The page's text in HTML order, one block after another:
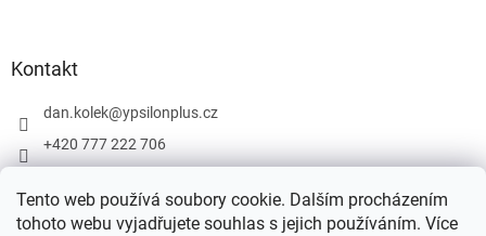
Tento web používá soubory cookie. Dalším procházením
tohoto webu vyjadřujete souhlas s jejich používáním. Více
Kontakt
dan.kolek@ypsilonplus.cz
+420 777 222 706
altatrading.cz